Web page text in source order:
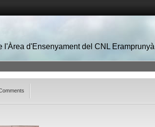
d'Ensenyament del CNL Eramprunyà